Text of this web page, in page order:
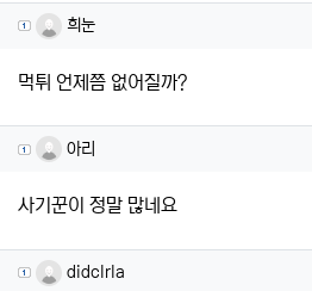
희눈님의 댓글
희눈
먹튀 언제쯤 없어질까?
아리님의 댓글
아리
사기꾼이 정말 많네요
didclrla님의 댓글
didclrla